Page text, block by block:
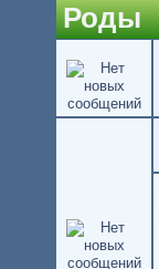
Роды